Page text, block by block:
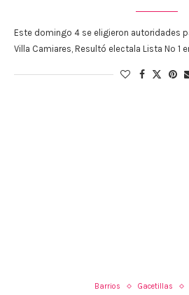
Este domingo 4 se eligieron autoridades
Villa Camiares, Resultó electala Lista Nº 1
Barrios Gacetillas